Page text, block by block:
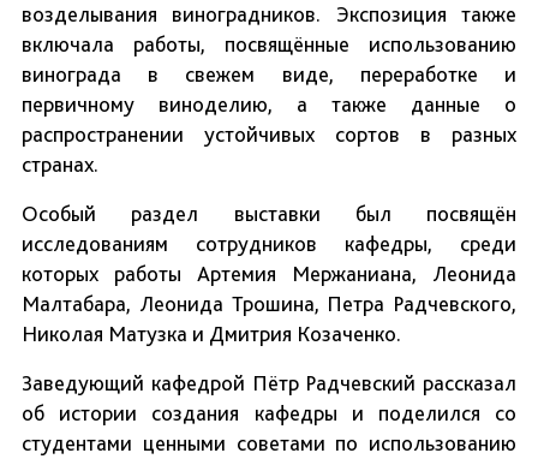
возделывания виноградников. Экспозиция также
включала работы, посвящённые использованию
винограда в свежем виде, переработке и
первичному виноделию, а также данные о
распространении устойчивых сортов в разных
странах.
Особый раздел выставки был посвящён
исследованиям сотрудников кафедры, среди
которых работы Артемия Мержаниана, Леонида
Малтабара, Леонида Трошина, Петра Радчевского,
Николая Матузка и Дмитрия Козаченко.
Заведующий кафедрой Пётр Радчевский рассказал
об истории создания кафедры и поделился со
студентами ценными советами по использованию